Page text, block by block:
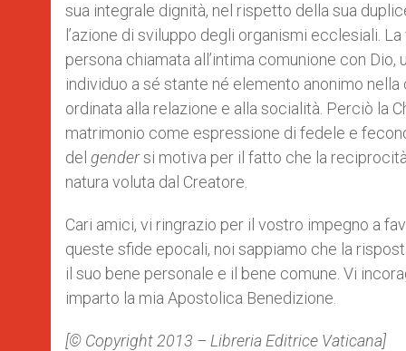
sua integrale dignità, nel rispetto della sua
l’azione di sviluppo degli organismi ecclesiali.
persona chiamata all’intima comunione con Dio,
individuo a sé stante né elemento anonimo
ordinata alla relazione e alla socialità. Perciò la
matrimonio come espressione di fedele e
del gendersi motiva per il fatto che la
natura voluta dal Creatore.
Cari amici, vi ringrazio per il vostro impegno a
queste sfide epocali, noi sappiamo che la
il suo bene personale e il bene comune. Vi
imparto la mia Apostolica Benedizione.
[© Copyright 2013 – Libreria Editrice Vaticana]